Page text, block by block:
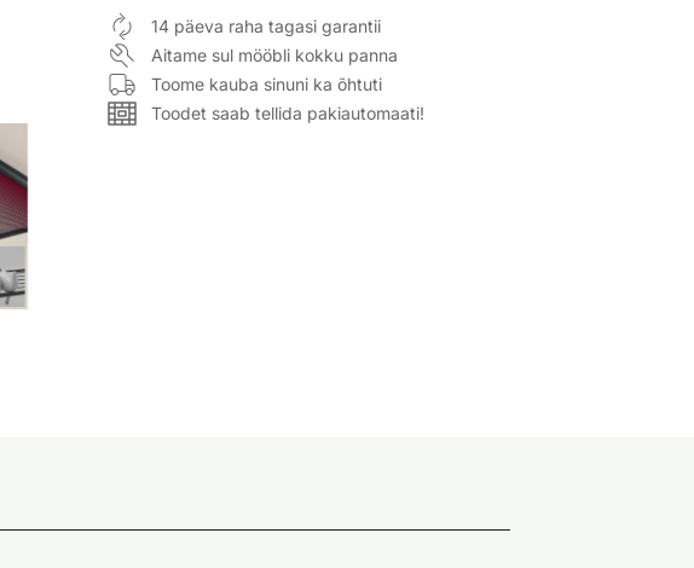
14 päeva raha tagasi garantii
Aitame sul mööbli kokku panna
Toome kauba sinuni ka õhtuti
Toodet saab tellida pakiautomaati!